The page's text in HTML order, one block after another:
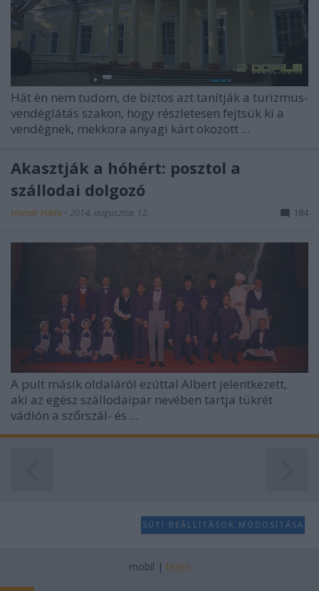
Hát én nem tudom, de biztos azt tanítják a turizmus-
vendéglátás szakon, hogy részletesen fejtsük ki a
vendégnek, mekkora anyagi kárt okozott ...
Akasztják a hóhért: posztol a
szállodai dolgozó
Homár Hilda • 2014. augusztus 12. 184
A pult másik oldaláról ezúttal Albert jelentkezett,
aki az egész szállodaipar nevében tartja tükrét
vádlón a szőrszál- és ...
SÜTI BEÁLLÍTÁSOK MÓDOSÍTÁSA
mobil | teljes